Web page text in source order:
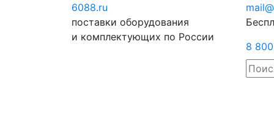
6088.ru
поставки оборудования
и комплектующих по России
8
Отправить